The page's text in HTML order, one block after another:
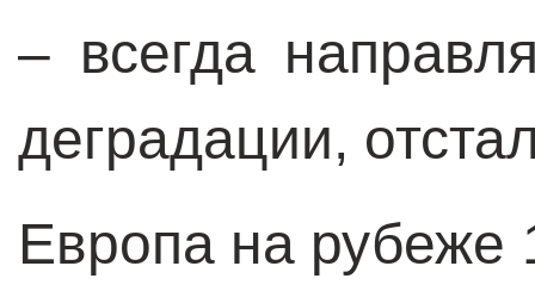
– всегда
деградации,
Европа на рубеже